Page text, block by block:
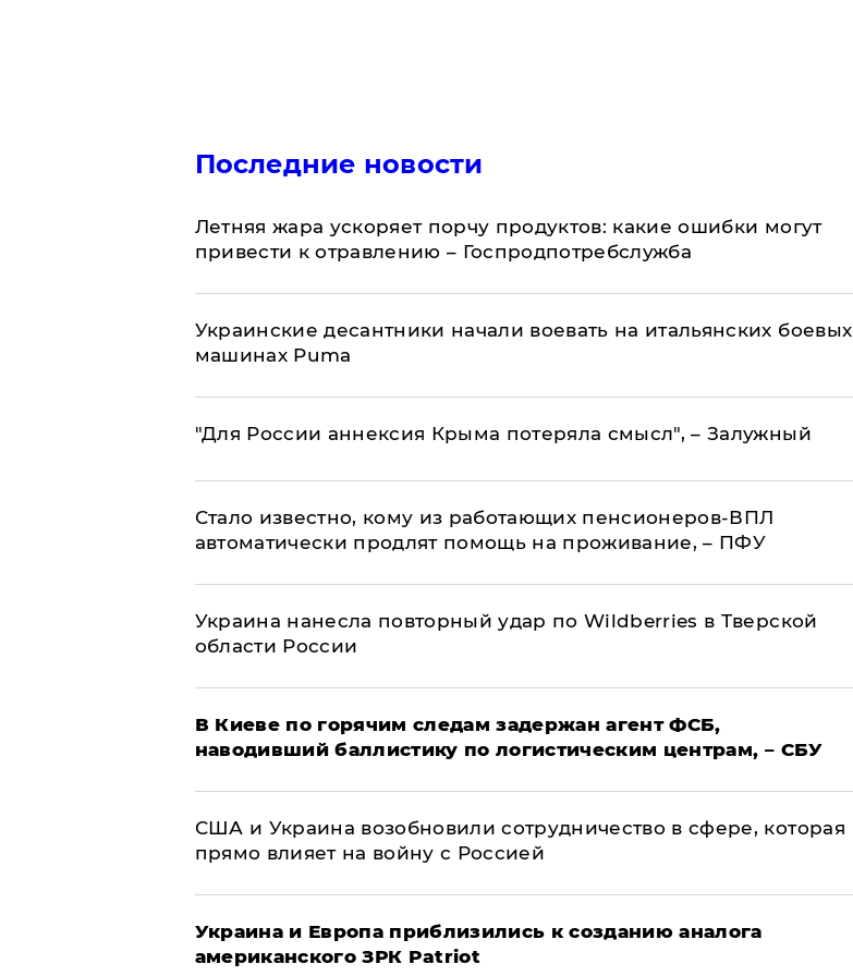
Последние новости
Летняя жара ускоряет порчу продуктов: какие ошибки могут
привести к отравлению – Госпродпотребслужба
Украинские десантники начали воевать на итальянских боевых
машинах Puma
"Для России аннексия Крыма потеряла смысл", – Залужный
Стало известно, кому из работающих пенсионеров-ВПЛ
автоматически продлят помощь на проживание, – ПФУ
Украина нанесла повторный удар по Wildberries в Тверской
области России
В Киеве по горячим следам задержан агент ФСБ,
наводивший баллистику по логистическим центрам, – СБУ
США и Украина возобновили сотрудничество в сфере, которая
прямо влияет на войну с Россией
Украина и Европа приблизились к созданию аналога
американского ЗРК Patriot